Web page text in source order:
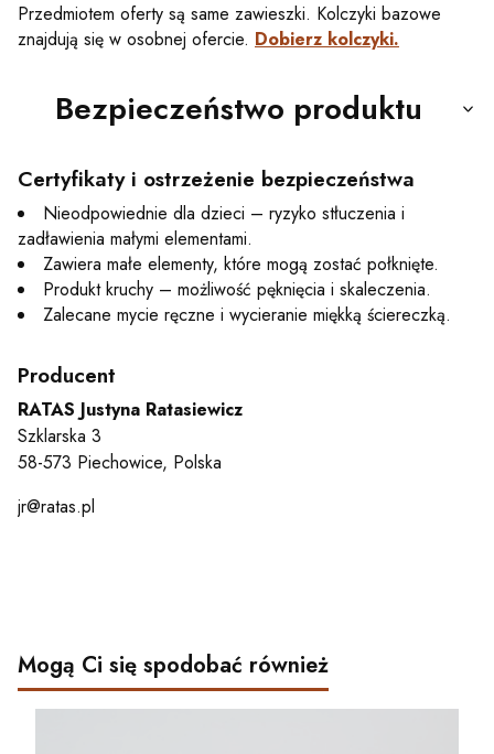
Przedmiotem oferty są same zawieszki. Kolczyki bazowe
znajdują się w osobnej ofercie. Dobierz kolczyki.
Bezpieczeństwo produktu
Certyfikaty i ostrzeżenie bezpieczeństwa
Nieodpowiednie dla dzieci – ryzyko stłuczenia i
zadławienia małymi elementami.
Zawiera małe elementy, które mogą zostać połknięte.
Produkt kruchy – możliwość pęknięcia i skaleczenia.
Zalecane mycie ręczne i wycieranie miękką ściereczką.
Producent
RATAS Justyna Ratasiewicz
Szklarska 3
58-573 Piechowice, Polska
jr@ratas.pl
Mogą Ci się spodobać również